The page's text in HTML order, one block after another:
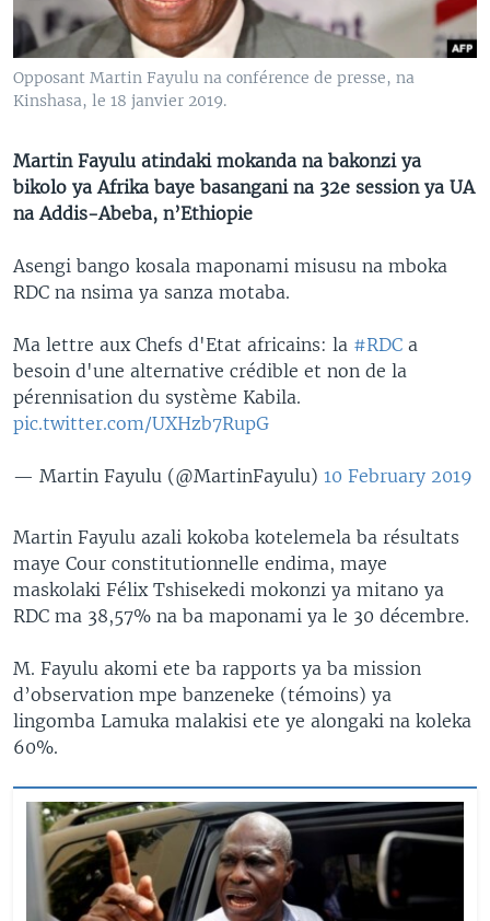
SÉCURITÉ
SCIENCE/TECHNOLOGIE
SPORTS
Opposant Martin Fayulu na conférence de presse, na
Kinshasa, le 18 janvier 2019.
Martin Fayulu atindaki mokanda na bakonzi ya
bikolo ya Afrika baye basangani na 32e session ya UA
na Addis-Abeba, n’Ethiopie
Asengi bango kosala maponami misusu na mboka
RDC na nsima ya sanza motaba.
Ma lettre aux Chefs d'Etat africains: la #RDC a
besoin d'une alternative crédible et non de la
pérennisation du système Kabila.
pic.twitter.com/UXHzb7RupG
— Martin Fayulu (@MartinFayulu) 10 February 2019
Martin Fayulu azali kokoba kotelemela ba résultats
maye Cour constitutionnelle endima, maye
maskolaki Félix Tshisekedi mokonzi ya mitano ya
RDC ma 38,57% na ba maponami ya le 30 décembre.
M. Fayulu akomi ete ba rapports ya ba mission
d’observation mpe banzeneke (témoins) ya
lingomba Lamuka malakisi ete ye alongaki na koleka
60%.